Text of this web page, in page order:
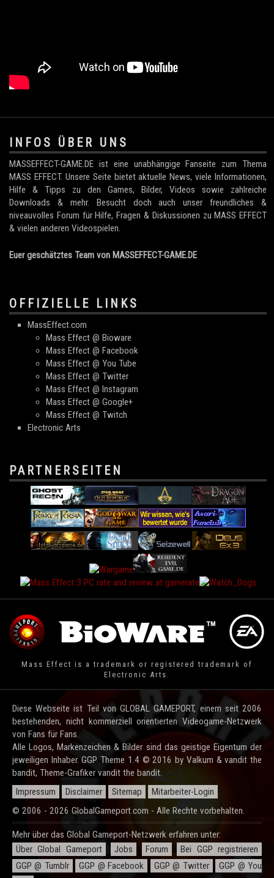
.
INFOS ÜBER UNS
MASSEFFECT-GAME.DE ist eine unabhängige Fanseite zum Thema
MASS EFFECT. Unsere Seite bietet aktuelle News, viele Informationen,
Hilfe & Tipps zu den Games, Bilder, Videos sowie zahlreiche
Downloads & mehr. Besucht doch auch unser freundliches &
niveauvolles Forum für Hilfe, Fragen & Diskussionen zu MASS EFFECT
& vielen anderen Videospielen.
Euer geschätztes Team von MASSEFFECT-GAME.DE
OFFIZIELLE LINKS
MassEffect.com
Mass Effect @ Bioware
Mass Effect @ Facebook
Mass Effect @ You Tube
Mass Effect @ Twitter
Mass Effect @ Instagram
Mass Effect @ Google+
Mass Effect @ Twitch
Electronic Arts
PARTNERSEITEN
Mass Effect is a trademark or registered trademark of
Electronic Arts.
Diese Webseite ist Teil von GLOBAL GAMEPORT, einem seit 2006
bestehenden, nicht kommerziell orientierten Videogame-Netzwerk
von Fans für Fans.
Alle Logos, Markenzeichen & Bilder sind das geistige Eigentum der
jeweiligen Inhaber. GGP Theme 1.4 © 2016 by Valkum & vandit the
bandit, Theme-Grafiker vandit the bandit.
Impressum
Disclaimer Sitemap
Mitarbeiter-Login
© 2006 - 2026 GlobalGameport.com - Alle Rechte vorbehalten.
Mehr über das Global Gameport-Netzwerk erfahren unter:
Über Global Gameport
Jobs Forum
Bei GGP registrieren
GGP @ Tumblr
GGP @ Facebook GGP @ Twitter
GGP @ You